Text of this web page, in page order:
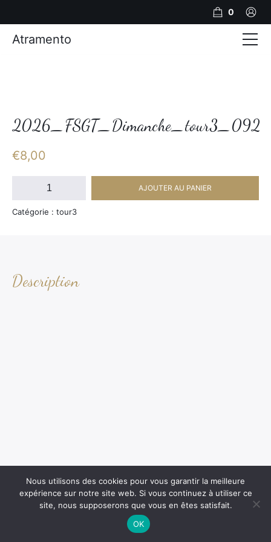
2026_FSGT_Dimanche_tour3_092
€8,00
quantité
2026_FSGT_Dimanche_tour3_092
AJOUTER AU PANIER
Catégorie : tour3
Description
0
Atramento
Photos
Nous utilisons des cookies pour vous garantir la meilleure
expérience sur notre site web. Si vous continuez à utiliser ce
site, nous supposerons que vous en êtes satisfait.
OK